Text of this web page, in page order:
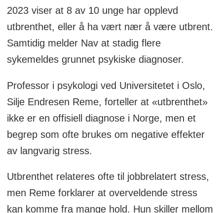
2023 viser at 8 av 10 unge har opplevd
utbrenthet, eller å ha vært nær å være utbrent.
Samtidig melder Nav at stadig flere
sykemeldes grunnet psykiske diagnoser.
Professor i psykologi ved Universitetet i Oslo,
Silje Endresen Reme, forteller at «utbrenthet»
ikke er en offisiell diagnose i Norge, men et
begrep som ofte brukes om negative effekter
av langvarig stress.
Utbrenthet relateres ofte til jobbrelatert stress,
men Reme forklarer at overveldende stress
kan komme fra mange hold. Hun skiller mellom